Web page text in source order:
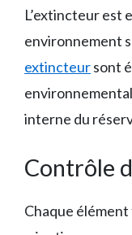
L’extincteur est
environnement
extincteursont
interne du
Contrôle
Chaque